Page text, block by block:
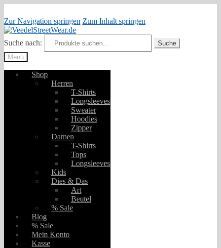
Zur Navigation springen Zum Inhalt springen
Suche nach:
Suche
Menü
Shop
Herren
T-Shirts
Longsleeves
Sweater
Hoodies
Zipper
Damen
T-Shirts
Tops
Longsleeves
Kids
Dies & Das
Art
Beutel
% Sale
Blog
% Sale
Mein Konto
Kasse